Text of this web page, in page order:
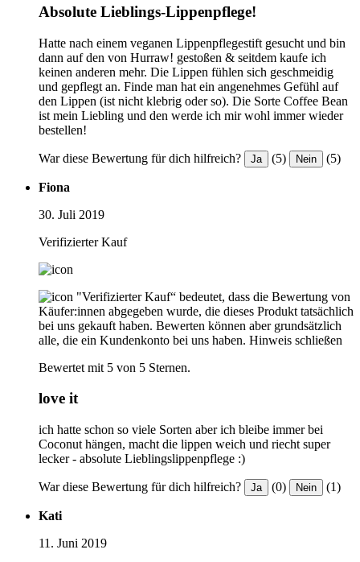
Absolute Lieblings-Lippenpflege!
Hatte nach einem veganen Lippenpflegestift gesucht und bin
dann auf den von Hurraw! gestoßen & seitdem kaufe ich
keinen anderen mehr. Die Lippen fühlen sich geschmeidig
und gepflegt an. Finde man hat ein angenehmes Gefühl auf
den Lippen (ist nicht klebrig oder so). Die Sorte Coffee Bean
ist mein Liebling und den werde ich mir wohl immer wieder
bestellen!
War diese Bewertung für dich hilfreich? Ja (5) Nein (5)
Fiona
30. Juli 2019
Verifizierter Kauf
"Verifizierter Kauf“ bedeutet, dass die Bewertung von
Käufer:innen abgegeben wurde, die dieses Produkt tatsächlich
bei uns gekauft haben. Bewerten können aber grundsätzlich
alle, die ein Kundenkonto bei uns haben. Hinweis schließen
Bewertet mit 5 von 5 Sternen.
love it
ich hatte schon so viele Sorten aber ich bleibe immer bei
Coconut hängen, macht die lippen weich und riecht super
lecker - absolute Lieblingslippenpflege :)
War diese Bewertung für dich hilfreich? Ja (0) Nein (1)
Kati
11. Juni 2019